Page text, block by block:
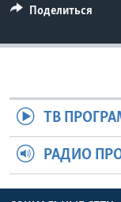
Поделиться
ТВ
РАДИО